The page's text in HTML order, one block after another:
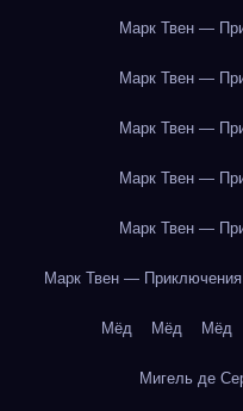
Марк Твен —
Марк Твен —
Марк Твен —
Марк Твен —
Марк Твен —
Марк Твен —
Мёд Мёд Мёд
Мигель де